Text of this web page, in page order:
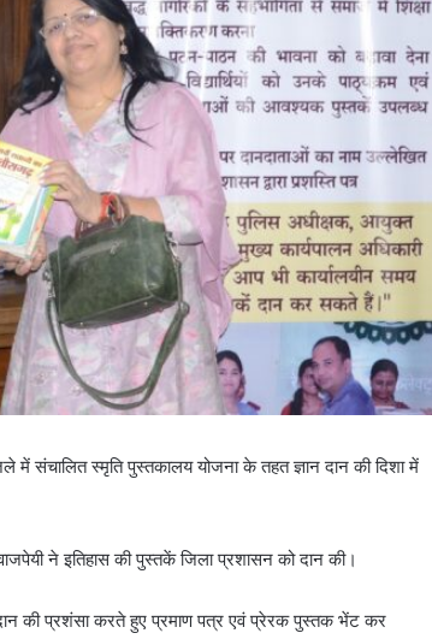
में संचालित स्मृति पुस्तकालय योजना के तहत ज्ञान दान की दिशा में
ने इतिहास की पुस्तकें जिला प्रशासन को दान की।
की प्रशंसा करते हुए प्रमाण पत्र एवं प्रेरक पुस्तक भेंट कर